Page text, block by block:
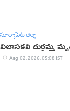
సూర్యాపేట జిల్లా
విలాసకవి దుర్గమ్మ
Aug 02, 2026, 05:08 IST